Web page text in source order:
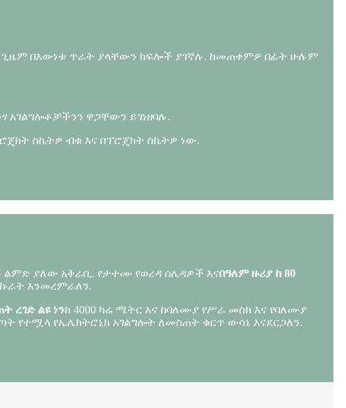
ጊዜም በእውነቱ ጥራት ያላቸውን ክፍሎች ያገኛሉ. ከመጠቀምዎ በፊት ሁሉም
አገልግሎቶቻችንን ዋጋቸውን ይገነዘባሉ.
ስኬትዎ ብቁ እና በፕሮጄክት ስኬትዎ ነው.
ልምድ ያለው አቅራቢ. የታተሙ የወረዳ ሰሌዳዎች እናበዓለም ዙሪያ ከ 80
ኩራት እንመረምራለን.
ረገድ ልዩ ነንከ 4000 ካሬ ሜትር እና ከባለሙያ የሥራ መስክ እና የባለሙያ
የተሟላ የኤሌክትሮኒክ አገልግሎት ለመስጠት ቁርጥ ውሳኔ እናደርጋለን.